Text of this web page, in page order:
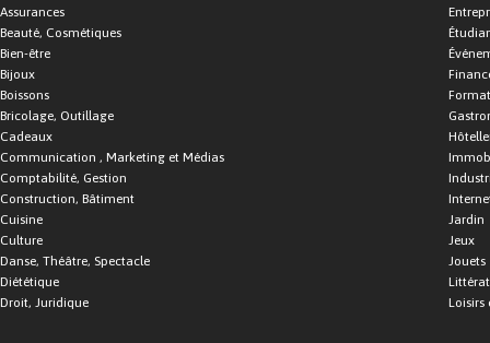
Assurances
Beauté, Cosmétiques
Bien-être
Bijoux
Boissons
Bricolage, Outillage
Cadeaux
Communication , Marketing et Médias
Comptabilité, Gestion
Construction, Bâtiment
Cuisine
Culture
Danse, Théâtre, Spectacle
Diététique
Droit, Juridique
Jardin
Jeux
Jouets
Loisirs